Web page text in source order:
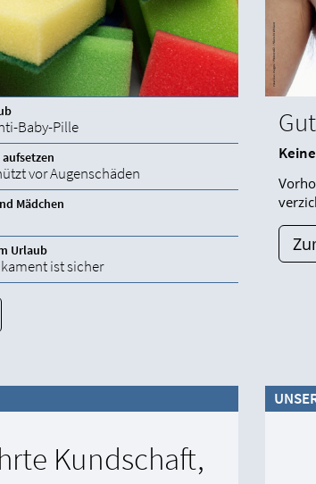
Baby-Pille
vor Augenschäden
Mädchen
Urlaub
ist sicher
Kundschaft,